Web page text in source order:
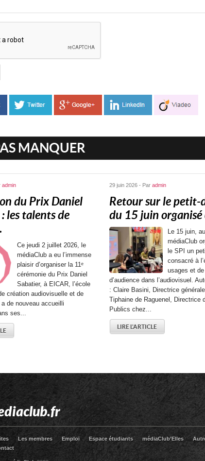
MANQUER
admin
du Prix Daniel
les talents de
Ce jeudi 2 juillet 2026, le
médiaClub a eu l’immense
plaisir d’organiser la 11ᵉ
cérémonie du Prix Daniel
Sabatier, à EICAR, l’école
création audiovisuelle et de
de nouveau accueilli
ses...
29 juin 2026 - Par admin
Retour sur le petit-
du 15 juin organisé
Le 15 juin,
médiaClub
le SPI un
consacré à
usages et
d’audience dans l’audiovisuel.
: Claire Basini, Directrice
Tiphaine de Raguenel, Directrice
Publics chez...
LIRE L'ARTICLE
Les membres Emploi Espace étudiants médiaClub’Elles
FacebookTwitter RSS LinkedIn